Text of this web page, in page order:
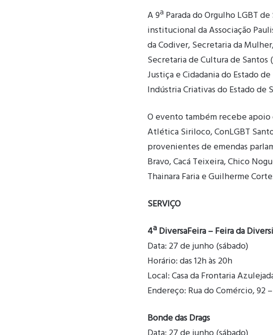
A 9ª Parada do Orgulho LGBT
institucional da Associação
da Codiver, Secretaria da
Secretaria de Cultura de Santos
Justiça e Cidadania do Estado
Indústria Criativas do Estado de
O evento também recebe apoio
Atlética Siriloco, ConLGBT
provenientes de emendas
Bravo, Cacá Teixeira, Chico
Thainara Faria e Guilherme
SERVIÇO
4ª DiversaFeira – Feira da
Data: 27 de junho (sábado)
Horário: das 12h às 20h
Local: Casa da Frontaria
Endereço: Rua do Comércio, 92
Bonde das Drags